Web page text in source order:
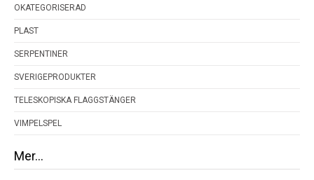
OKATEGORISERAD
PLAST
SERPENTINER
SVERIGEPRODUKTER
TELESKOPISKA FLAGGSTÄNGER
VIMPELSPEL
Mer…